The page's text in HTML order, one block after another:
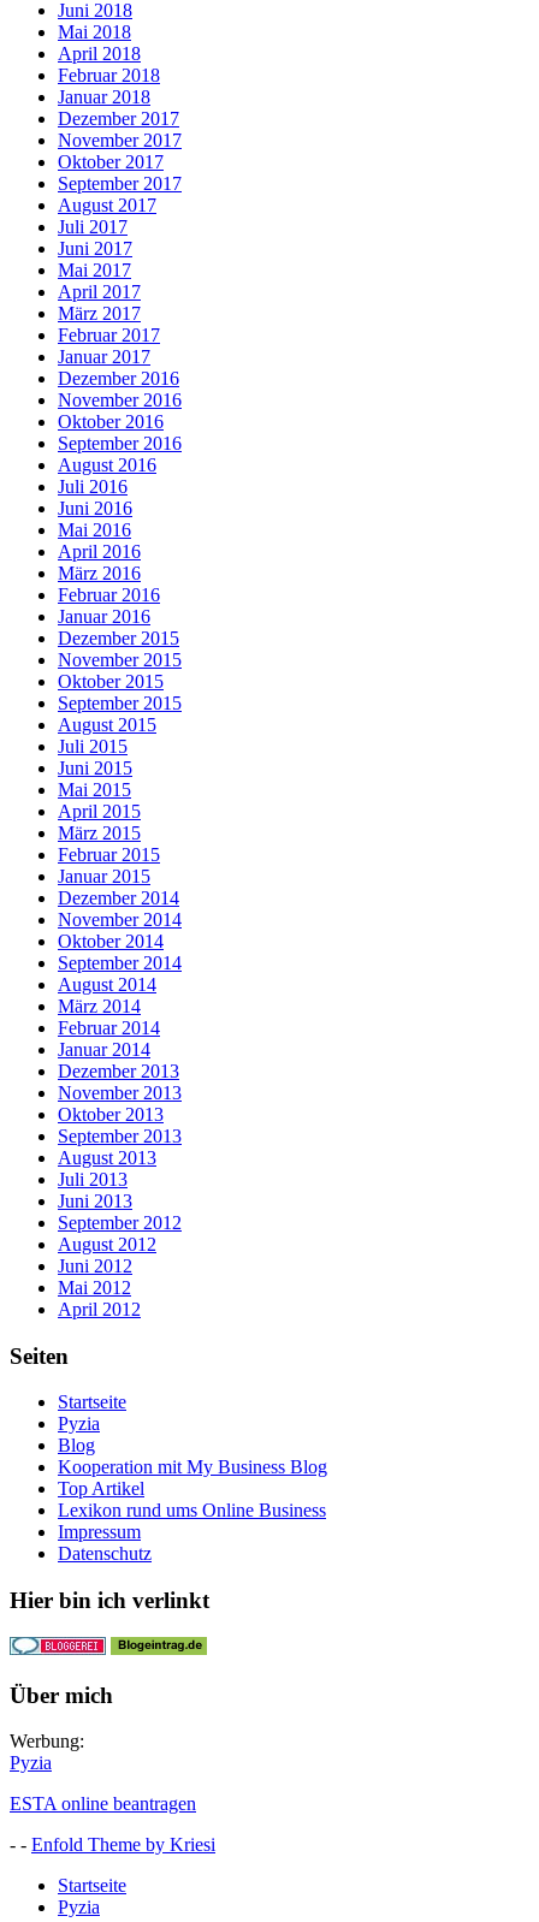
Juni 2018
Mai 2018
April 2018
Februar 2018
Januar 2018
Dezember 2017
November 2017
Oktober 2017
September 2017
August 2017
Juli 2017
Juni 2017
Mai 2017
April 2017
März 2017
Februar 2017
Januar 2017
Dezember 2016
November 2016
Oktober 2016
September 2016
August 2016
Juli 2016
Juni 2016
Mai 2016
April 2016
März 2016
Februar 2016
Januar 2016
Dezember 2015
November 2015
Oktober 2015
September 2015
August 2015
Juli 2015
Juni 2015
Mai 2015
April 2015
März 2015
Februar 2015
Januar 2015
Dezember 2014
November 2014
Oktober 2014
September 2014
August 2014
März 2014
Februar 2014
Januar 2014
Dezember 2013
November 2013
Oktober 2013
September 2013
August 2013
Juli 2013
Juni 2013
September 2012
August 2012
Juni 2012
Mai 2012
April 2012
Seiten
Startseite
Pyzia
Blog
Kooperation mit My Business Blog
Top Artikel
Lexikon rund ums Online Business
Impressum
Datenschutz
Hier bin ich verlinkt
Über mich
Werbung:
Pyzia
ESTA online beantragen
- - Enfold Theme by Kriesi
Startseite
Pyzia